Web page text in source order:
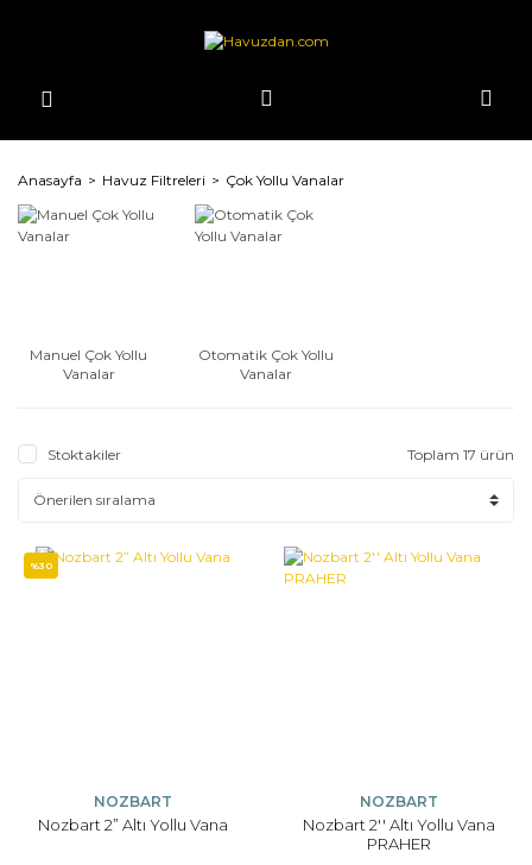
Anasayfa Havuz Filtreleri Çok Yollu Vanalar
Manuel Çok Yollu
Vanalar
Otomatik Çok Yollu
Vanalar
Stoktakiler Toplam 17 ürün
%30
NOZBART
Nozbart 2” Altı Yollu Vana
NOZBART
Nozbart 2'' Altı Yollu Vana
PRAHER